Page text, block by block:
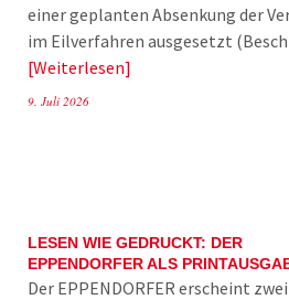
einer geplanten Absenkung der
im Eilverfahren ausgesetzt
Weiterlesen
9. Juli 2026
LESEN WIE GEDRUCKT: DER
EPPENDORFER ALS
Der EPPENDORFER erscheint